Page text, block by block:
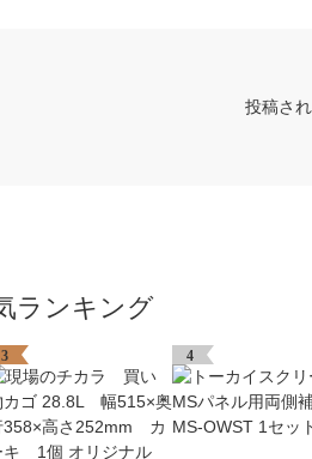
投稿さ
ランキング
3 4